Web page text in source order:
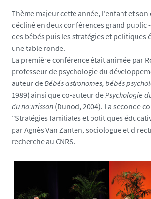
t
g
1
Thème majeur cette année, l'enfant et son
décliné en deux conférences grand public
des bébés puis les stratégies et politiques
une table ronde.
La première conférence était animée par
professeur de psychologie du
auteur deBébés astronomes, bébés
1989) ainsi que co-auteur dePsychologie
du nourrisson (Dunod, 2004). La seconde
"Stratégies familiales et politiques
par Agnès Van Zanten, sociologue et
recherche au CNRS.